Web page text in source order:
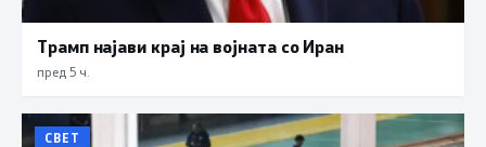
Трамп најави крај на војната со Иран
пред 5 ч.
СВЕТ